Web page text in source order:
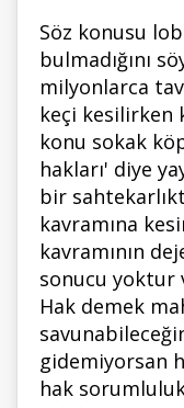
Söz konusu
bulmadığını
milyonlarca
keçi kesilirken
konu sokak
hakları' diye
bir
kavramına
kavramının
sonucu yoktur
Hak demek
gidemiyorsan
hak